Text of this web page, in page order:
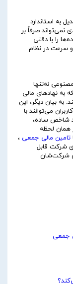
به استاندارد
نمی‌تواند صرفاً بر
را با دقتی
و سرعت در نظام
نه‌تنها
به نهادهای مالی
بیان دیگر، این
می‌توانند با
شاخص ساده،
همان لحظه
تامین مالی جمعی ،
شرکت قابل
شرکت‌شان
جمعی